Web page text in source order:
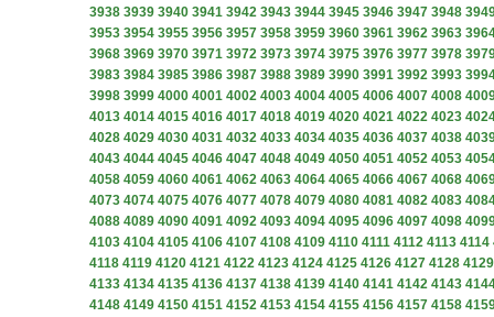
3938 3939 3940 3941 3942 3943 3944 3945 3946 3947 3948
3953 3954 3955 3956 3957 3958 3959 3960 3961 3962 3963
3968 3969 3970 3971 3972 3973 3974 3975 3976 3977 3978
3983 3984 3985 3986 3987 3988 3989 3990 3991 3992 3993
3998 3999 4000 4001 4002 4003 4004 4005 4006 4007 4008
4013 4014 4015 4016 4017 4018 4019 4020 4021 4022 4023
4028 4029 4030 4031 4032 4033 4034 4035 4036 4037 4038
4043 4044 4045 4046 4047 4048 4049 4050 4051 4052 4053
4058 4059 4060 4061 4062 4063 4064 4065 4066 4067 4068
4073 4074 4075 4076 4077 4078 4079 4080 4081 4082 4083
4088 4089 4090 4091 4092 4093 4094 4095 4096 4097 4098
4103 4104 4105 4106 4107 4108 4109 4110 4111 4112 4113 4114
4118 4119 4120 4121 4122 4123 4124 4125 4126 4127 4128 4129
4133 4134 4135 4136 4137 4138 4139 4140 4141 4142 4143
4148 4149 4150 4151 4152 4153 4154 4155 4156 4157 4158